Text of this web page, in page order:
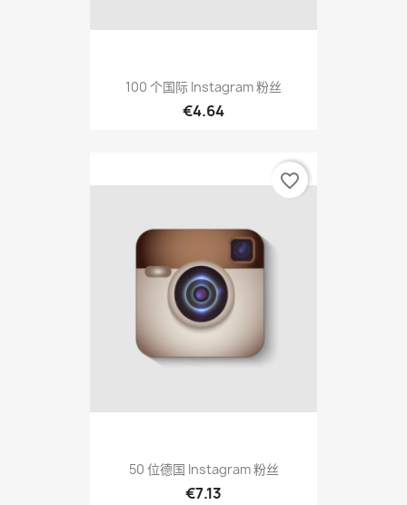
100 个国际 Instagram 粉丝
€4.64
50 位德国 Instagram 粉丝
€7.13
favorite_border